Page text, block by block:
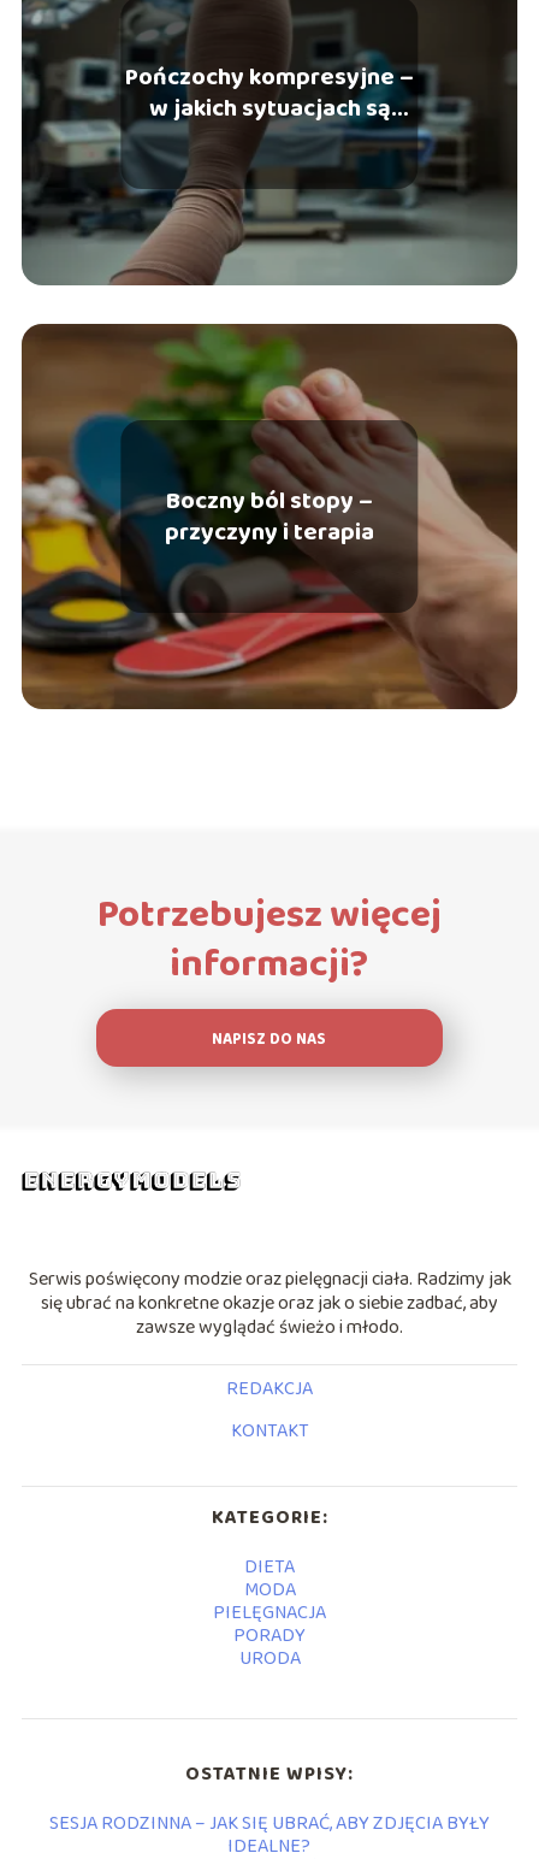
Pończochy kompresyjne –
w jakich sytuacjach są
konieczne przed
zabiegiem?
Boczny ból stopy –
przyczyny i terapia
Potrzebujesz więcej
informacji?
NAPISZ DO NAS
Serwis poświęcony modzie oraz pielęgnacji ciała. Radzimy jak
się ubrać na konkretne okazje oraz jak o siebie zadbać, aby
zawsze wyglądać świeżo i młodo.
REDAKCJA
KONTAKT
KATEGORIE:
DIETA
MODA
PIELĘGNACJA
PORADY
URODA
OSTATNIE WPISY:
SESJA RODZINNA – JAK SIĘ UBRAĆ, ABY ZDJĘCIA BYŁY
IDEALNE?